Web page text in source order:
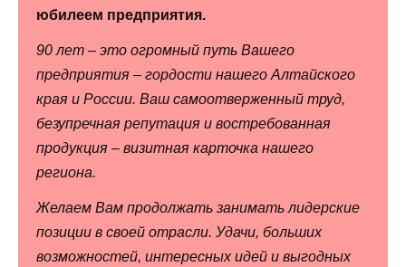
юбилеем предприятия.
90 лет – это огромный путь Вашего
предприятия – гордости нашего Алтайского
края и России. Ваш самоотверженный труд,
безупречная репутация и востребованная
продукция – визитная карточка нашего
региона.
Желаем Вам продолжать занимать лидерские
позиции в своей отрасли. Удачи, больших
возможностей, интересных идей и выгодных